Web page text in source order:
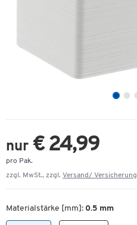
nur € 24,99
pro Pak.
zzgl. MwSt., zzgl. Versand/ Versicherung
Materialstärke [mm]: 0.5 mm